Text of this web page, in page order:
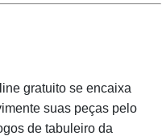
gratuito se encaixa
suas peças pelo
de tabuleiro da